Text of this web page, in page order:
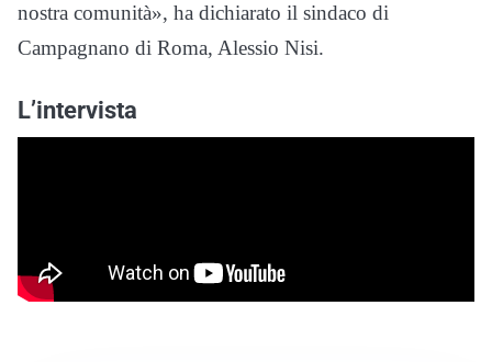
nostra comunità», ha dichiarato il sindaco di
Campagnano di Roma, Alessio Nisi.
L’intervista